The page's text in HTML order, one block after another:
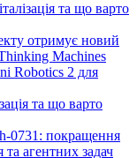
та що варто
отримує новий
Machines
Robotics 2 для
та що варто
0731: покращення
агентних задач